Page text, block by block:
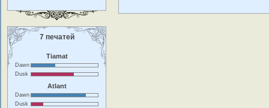
7 печатей
Tiamat
Dawn
Dusk
Atlant
Dawn
Dusk